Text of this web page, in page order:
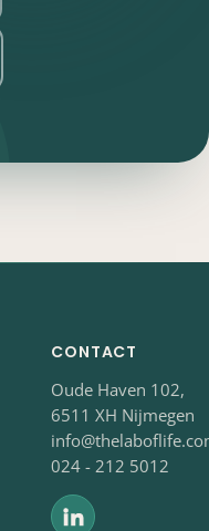
CONTACT
Oude Haven 102,
6511 XH Nijmegen
024 - 212 5012